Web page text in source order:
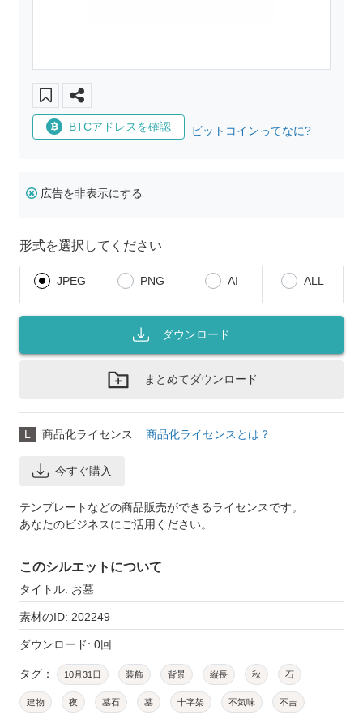
BTCアドレスを確認 ビットコインってなに?
広告を非表示にする
形式を選択してください
JPEG PNG AI ALL
ダウンロード
まとめてダウンロード
L 商品化ライセンス 商品化ライセンスとは？
今すぐ購入
テンプレートなどの商品販売ができるライセンスです。
あなたのビジネスにご活用ください。
このシルエットについて
タイトル: お墓
素材のID: 202249
ダウンロード: 0回
タグ： 10月31日 装飾 背景 縦長 秋 石
建物 夜 墓石 墓 十字架 不気味 不吉